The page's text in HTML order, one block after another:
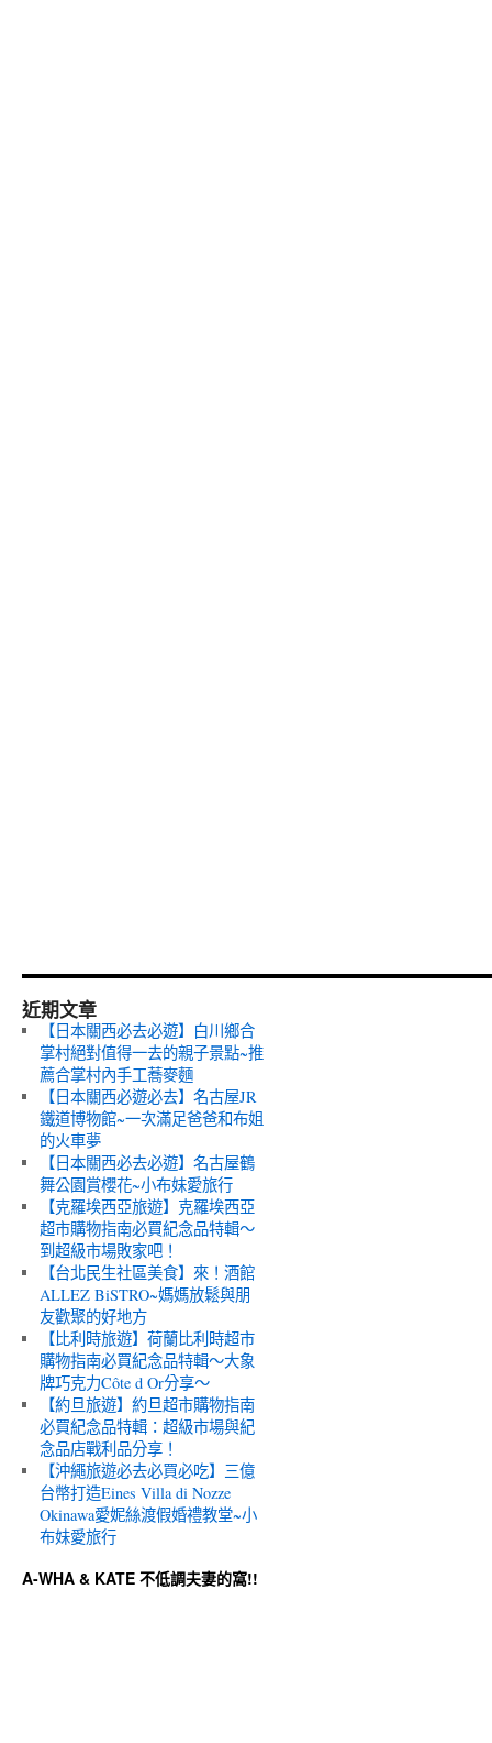
近期文章
【日本關西必去必遊】白川鄉合
掌村絕對值得一去的親子景點~推
薦合掌村內手工蕎麥麵
【日本關西必遊必去】名古屋JR
鐵道博物館~一次滿足爸爸和布姐
的火車夢
【日本關西必去必遊】名古屋鶴
舞公園賞櫻花~小布妹愛旅行
【克羅埃西亞旅遊】克羅埃西亞
超市購物指南必買紀念品特輯～
到超級市場敗家吧！
【台北民生社區美食】來！酒館
ALLEZ BiSTRO~媽媽放鬆與朋
友歡聚的好地方
【比利時旅遊】荷蘭比利時超市
購物指南必買紀念品特輯～大象
牌巧克力Côte d Or分享～
【約旦旅遊】約旦超市購物指南
必買紀念品特輯：超級市場與紀
念品店戰利品分享！
【沖繩旅遊必去必買必吃】三億
台幣打造Eines Villa di Nozze
Okinawa愛妮絲渡假婚禮教堂~小
布妹愛旅行
A-WHA & KATE 不低調夫妻的窩!!